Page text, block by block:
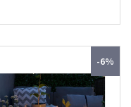
39,90 €.34,90 €.
-6%